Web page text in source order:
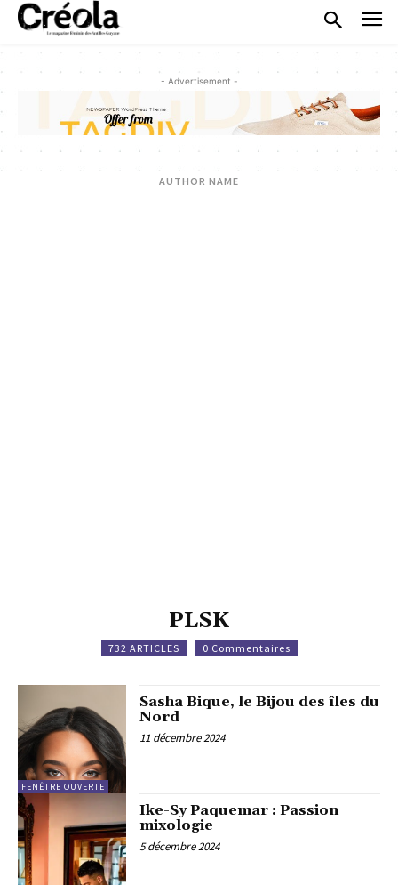
- Advertisement -
AUTHOR NAME
PLSK
732 ARTICLES 0 Commentaires
FENÊTRE OUVERTE
Sasha Bique, le Bijou des îles du
Nord
11 décembre 2024
Ike-Sy Paquemar : Passion
mixologie
5 décembre 2024